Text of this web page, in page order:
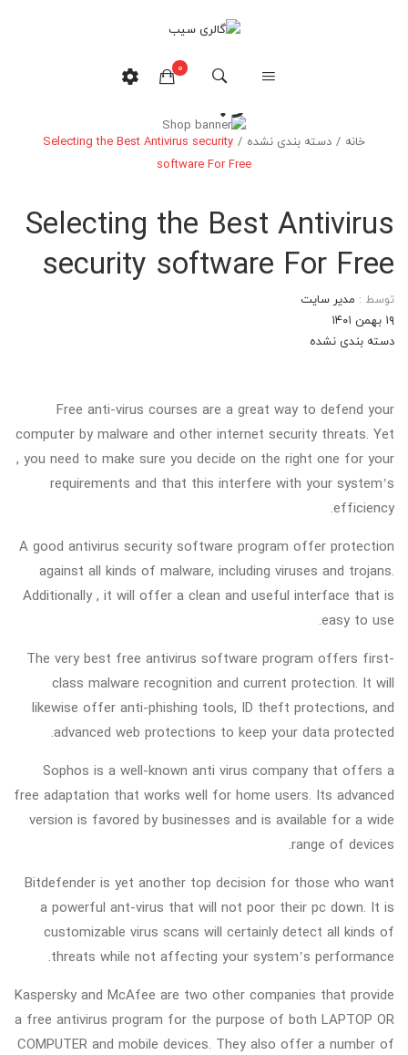
0
هیچ محصولی در سبدخرید نیست.
وبلاگ
خانه / دسته بندی نشده /
Selecting the Best Antivirus security
software For Free
Selecting the Best Antivirus
security software For Free
توسط : مدیر سایت
۱۹ بهمن ۱۴۰۱
دسته بندی نشده
Free anti-virus courses are a great way to defend your
computer by malware and other internet security threats. Yet
, you need to make sure you decide on the right one for your
requirements and that this interfere with your system’s
efficiency.
A good antivirus security software program offer protection
against all kinds of malware, including viruses and trojans.
Additionally , it will offer a clean and useful interface that is
easy to use.
The very best free antivirus software program offers first-
class malware recognition and current protection. It will
likewise offer anti-phishing tools, ID theft protections, and
advanced web protections to keep your data protected.
Sophos is a well-known anti virus company that offers a
free adaptation that works well for home users. Its advanced
version is favored by businesses and is available for a wide
range of devices.
Bitdefender is yet another top decision for those who want
a powerful ant-virus that will not poor their pc down. It is
customizable virus scans will certainly detect all kinds of
threats while not affecting your system’s performance.
Kaspersky and McAfee are two other companies that provide
a free antivirus program for the purpose of both LAPTOP OR
COMPUTER and mobile devices. They also offer a number of